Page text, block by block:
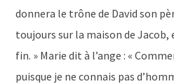
donnera le trône de David son
toujours sur la maison de Jacob,
fin. » Marie dit à l’ange : «
puisque je ne connais pas